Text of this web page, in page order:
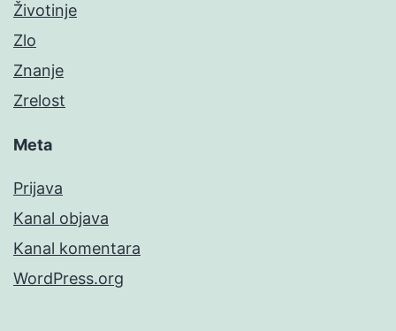
Životinje
Zlo
Znanje
Zrelost
Meta
Prijava
Kanal objava
Kanal komentara
WordPress.org